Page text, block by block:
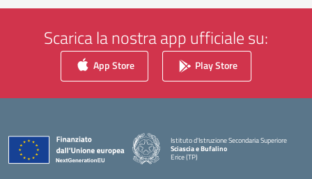
Scarica la nostra app ufficiale su:
App Store Play Store
Istituto d'Istruzione Secondaria Superiore
Sciascia e Bufalino
Erice (TP)